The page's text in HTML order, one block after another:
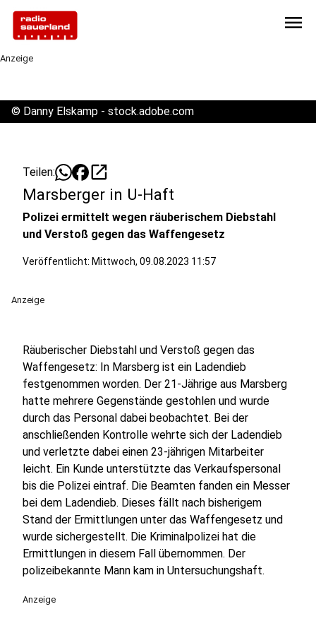
menu
Anzeige
© Danny Elskamp - stock.adobe.com
Teilen: open_in_new
Marsberger in U-Haft
Polizei ermittelt wegen räuberischem Diebstahl
und Verstoß gegen das Waffengesetz
Veröffentlicht: Mittwoch, 09.08.2023 11:57
Anzeige
Räuberischer Diebstahl und Verstoß gegen das
Waffengesetz: In Marsberg ist ein Ladendieb
festgenommen worden. Der 21-Jährige aus Marsberg
hatte mehrere Gegenstände gestohlen und wurde
durch das Personal dabei beobachtet. Bei der
anschließenden Kontrolle wehrte sich der Ladendieb
und verletzte dabei einen 23-jährigen Mitarbeiter
leicht. Ein Kunde unterstützte das Verkaufspersonal
bis die Polizei eintraf. Die Beamten fanden ein Messer
bei dem Ladendieb. Dieses fällt nach bisherigem
Stand der Ermittlungen unter das Waffengesetz und
wurde sichergestellt. Die Kriminalpolizei hat die
Ermittlungen in diesem Fall übernommen. Der
polizeibekannte Mann kam in Untersuchungshaft.
Anzeige